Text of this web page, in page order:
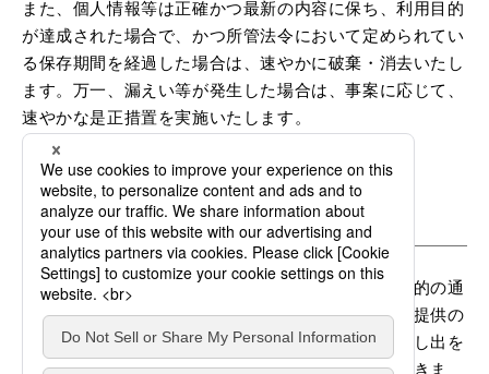
また、個人情報等は正確かつ最新の内容に保ち、利用目的
が達成された場合で、かつ所管法令において定められてい
る保存期間を経過した場合は、速やかに破棄・消去いたし
ます。万一、漏えい等が発生した場合は、事案に応じて、
速やかな是正措置を実施いたします。
６．個人情報等の開示等に関する事項
当社グループは、保有個人データについて、利用目的の通
知、開示、訂正等、利用停止等もしくは第三者への提供の
停止のお申し出または第三者提供記録の開示のお申し出を
受けたときは、法令の定めに従い対応させていただきま